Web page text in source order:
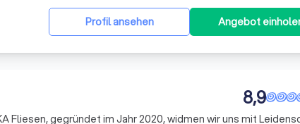
Profil ansehen Angebot
8,9
Fliesen, gegründet im Jahr 2020, widmen wir uns mit